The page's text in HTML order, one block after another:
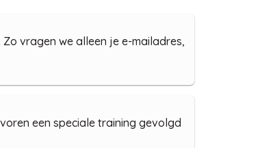
vragen we alleen je e-mailadres,
een speciale training gevolgd